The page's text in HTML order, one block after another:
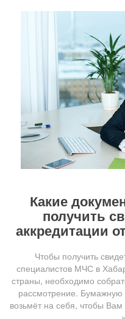
Какие
получить
аккредитации
Чтобы получить
специалистов МЧС в
страны, необходимо
рассмотрение.
возьмёт на себя, чтобы